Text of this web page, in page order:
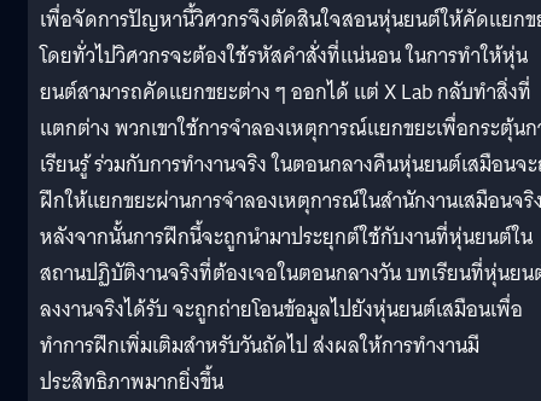
เพื่อจัดการปัญหานี้วิศวกรจึงตัดสินใจสอนหุ่นยนต์ให้คัดแยกข
โดยทั่วไปวิศวกรจะต้องใช้รหัสคำสั่งที่แน่นอน ในการทำให้หุ่น
ยนต์สามารถคัดแยกขยะต่าง ๆ ออกได้ แต่ X Lab กลับทำสิ่งที่
แตกต่าง พวกเขาใช้การจำลองเหตุการณ์แยกขยะเพื่อกระตุ้นก
เรียนรู้ ร่วมกับการทำงานจริง ในตอนกลางคืนหุ่นยนต์เสมือนจ
ฝึกให้แยกขยะผ่านการจำลองเหตุการณ์ในสำนักงานเสมือนจริ
หลังจากนั้นการฝึกนี้จะถูกนำมาประยุกต์ใช้กับงานที่หุ่นยนต์ใน
สถานปฏิบัติงานจริงที่ต้องเจอในตอนกลางวัน บทเรียนที่หุ่นย
ลงงานจริงได้รับ จะถูกถ่ายโอนข้อมูลไปยังหุ่นยนต์เสมือนเพื่อ
ทำการฝึกเพิ่มเติมสำหรับวันถัดไป ส่งผลให้การทำงานมี
ประสิทธิภาพมากยิ่งขึ้น